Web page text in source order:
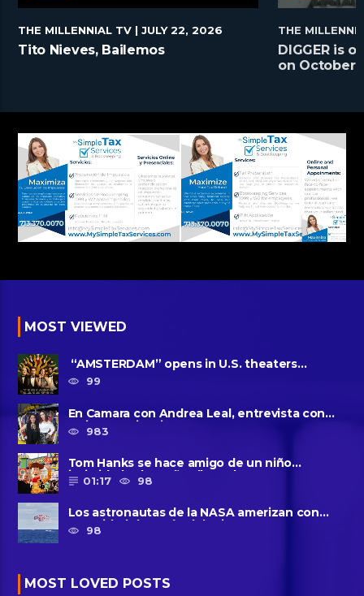
THE MILLENNIAL TV | JULY 22, 2026
Tito Nieves, Bailemos
THE
DIGGER is
on October
MOST VIEWED
“AMSTERDAM” opens in U.S. theaters
October 7, 2022
99
En Camara con Andrea Leal, entrevista con
Majo Cornejo, Cirque Du ......
983
Tom Hanks se hace amigo de un niño
intimidado de 8 años llamado ......
01:17 98
Los astronautas de la NASA amerizan con
seguridad después del primer ......
98
MOST LOVED POSTS